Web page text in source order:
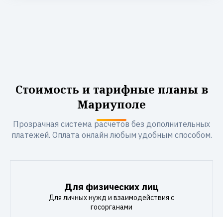
Стоимость и тарифные планы в
Мариуполе
Прозрачная система расчетов без дополнительных
платежей. Оплата онлайн любым удобным способом.
Для физических лиц
Для личных нужд и взаимодействия с
госорганами